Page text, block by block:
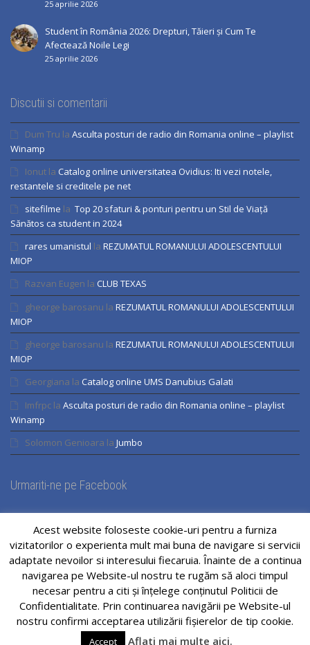
25 aprilie 2026
Student în România 2026: Drepturi, Tăieri și Cum Te
Afectează Noile Legi
25 aprilie 2026
Discutii si comentarii
Dum Tru la Asculta posturi de radio din Romania online – playlist
Winamp
Ionut la Catalog online universitatea Ovidius: Iti vezi notele,
restantele si creditele pe net
sitefilme la Top 20 sfaturi & ponturi pentru un Stil de Viață
Sănătos ca student in 2024
rares umanistul la REZUMATUL ROMANULUI ADOLESCENTULUI
MIOP
Razvan Eugen la CLUB TEXAS
gheorge barosanu la REZUMATUL ROMANULUI ADOLESCENTULUI
MIOP
gheorge barosanu la REZUMATUL ROMANULUI ADOLESCENTULUI
MIOP
Georgiana la Catalog online UMS Danubius Galati
Imfrpc la Asculta posturi de radio din Romania online – playlist
Winamp
Solomon Genioara la Jumbo
Urmariti-ne pe Facebook
Acest website foloseste cookie-uri pentru a furniza
vizitatorilor o experienta mult mai buna de navigare si servicii
adaptate nevoilor si interesului fiecaruia. Înainte de a continua
navigarea pe Website-ul nostru te rugăm să aloci timpul
necesar pentru a citi și înțelege conținutul Politicii de
Confidentialitate. Prin continuarea navigării pe Website-ul
nostru confirmi acceptarea utilizării fişierelor de tip cookie.
Accept Aflati mai multe aici.